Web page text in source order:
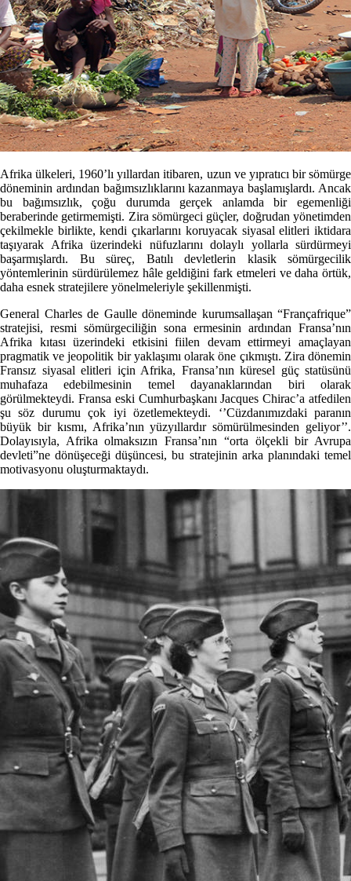
Afrika ülkeleri, 1960’lı yıllardan itibaren, uzun ve yıpratıcı bir sömürge
döneminin ardından bağımsızlıklarını kazanmaya başlamışlardı. Ancak
bu bağımsızlık, çoğu durumda gerçek anlamda bir egemenliği
beraberinde getirmemişti. Zira sömürgeci güçler, doğrudan yönetimden
çekilmekle birlikte, kendi çıkarlarını koruyacak siyasal elitleri iktidara
taşıyarak Afrika üzerindeki nüfuzlarını dolaylı yollarla sürdürmeyi
başarmışlardı. Bu süreç, Batılı devletlerin klasik sömürgecilik
yöntemlerinin sürdürülemez hâle geldiğini fark etmeleri ve daha örtük,
daha esnek stratejilere yönelmeleriyle şekillenmişti.
General Charles de Gaulle döneminde kurumsallaşan “Françafrique”
stratejisi, resmi sömürgeciliğin sona ermesinin ardından Fransa’nın
Afrika kıtası üzerindeki etkisini fiilen devam ettirmeyi amaçlayan
pragmatik ve jeopolitik bir yaklaşımı olarak öne çıkmıştı. Zira dönemin
Fransız siyasal elitleri için Afrika, Fransa’nın küresel güç statüsünü
muhafaza edebilmesinin temel dayanaklarından biri olarak
görülmekteydi. Fransa eski Cumhurbaşkanı Jacques Chirac’a atfedilen
şu söz durumu çok iyi özetlemekteydi. ‘’Cüzdanımızdaki paranın
büyük bir kısmı, Afrika’nın yüzyıllardır sömürülmesinden geliyor’’.
Dolayısıyla, Afrika olmaksızın Fransa’nın “orta ölçekli bir Avrupa
devleti”ne dönüşeceği düşüncesi, bu stratejinin arka planındaki temel
motivasyonu oluşturmaktaydı.